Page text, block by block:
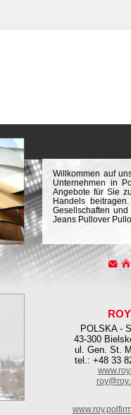
Willkommen auf
Unternehmen in
Angebote für Sie
Handels
Gesellschaften
Jeans Pullover
ROY
POLSKA -
43-300
ul. Gen. St.
tel.: +48 33